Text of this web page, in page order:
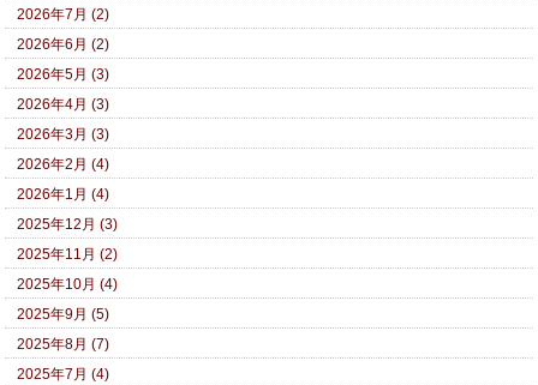
2026年7月 (2)
2026年6月 (2)
2026年5月 (3)
2026年4月 (3)
2026年3月 (3)
2026年2月 (4)
2026年1月 (4)
2025年12月 (3)
2025年11月 (2)
2025年10月 (4)
2025年9月 (5)
2025年8月 (7)
2025年7月 (4)